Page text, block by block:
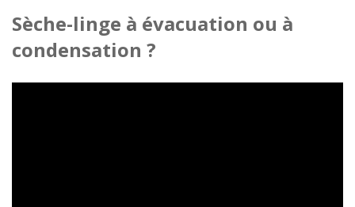
Sèche-linge à évacuation ou à
condensation ?